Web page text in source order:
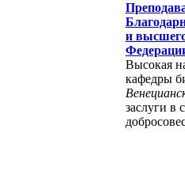
и
Высокая
кафедры
заслуги в